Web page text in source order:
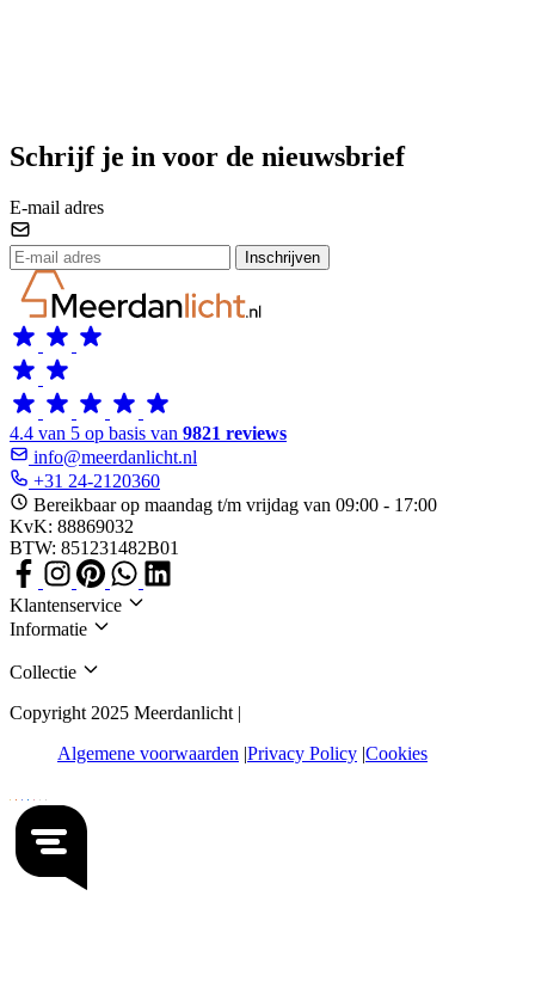
Schrijf je in voor de nieuwsbrief
E-mail adres
Inschrijven
4.4 van 5 op basis van 9821 reviews
info@meerdanlicht.nl
+31 24-2120360
Bereikbaar op maandag t/m vrijdag van 09:00 - 17:00
KvK: 88869032
BTW: 851231482B01
Klantenservice
Informatie
Collectie
Copyright 2025 Meerdanlicht |
Algemene voorwaarden Privacy Policy Cookies